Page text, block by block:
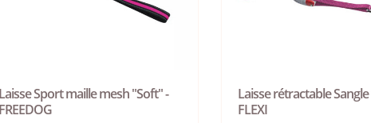
Laisse Sport maille mesh "Soft" -
FREEDOG
Laisse rétractable Sangle
FLEXI